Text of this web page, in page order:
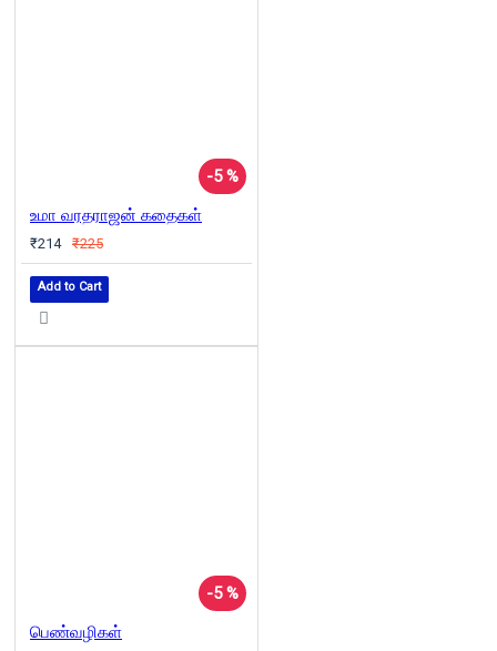
-5 %
உமா வரதராஜன் கதைகள்
₹214 ₹225
Add to Cart
-5 %
பெண்வழிகள்